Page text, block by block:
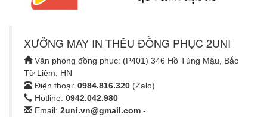
XƯỞNG MAY IN THÊU ĐỒNG PHỤC 2UNI
Văn phòng đồng phục: (P401) 346 Hồ Tùng Mậu, Bắc
Từ Liêm, HN
Điện thoại: 0984.816.320 (Zalo)
Hotline: 0942.042.980
Email: 2uni.vn@gmail.com -